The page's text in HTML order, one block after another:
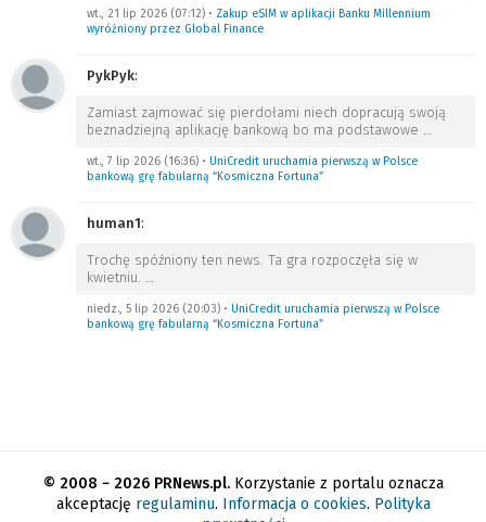
wt., 21 lip 2026 (07:12) • Zakup eSIM w aplikacji Banku Millennium
wyróżniony przez Global Finance
PykPyk:
Zamiast zajmować się pierdołami niech dopracują swoją
beznadziejną aplikację bankową bo ma podstawowe …
wt., 7 lip 2026 (16:36) • UniCredit uruchamia pierwszą w Polsce
bankową grę fabularną “Kosmiczna Fortuna”
human1:
Trochę spóźniony ten news. Ta gra rozpoczęła się w
kwietniu. …
niedz., 5 lip 2026 (20:03) • UniCredit uruchamia pierwszą w Polsce
bankową grę fabularną “Kosmiczna Fortuna”
© 2008 − 2026 PRNews.pl.Korzystanie z portalu oznacza
akceptację regulaminu. Informacja o cookies. Polityka